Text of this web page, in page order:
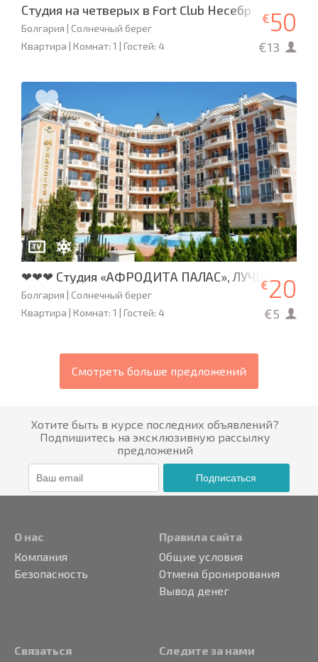
Студия на четверых в Fort Club Несебр
Болгария | Солнечный берег
Квартира | Комнат: 1 | Гостей: 4
€50
€13
❤❤❤ Студия «АФРОДИТА ПАЛАС», ЛУЧШИЙ
Болгария | Солнечный берег
Квартира | Комнат: 1 | Гостей: 4
€20
€5
Смотреть больше предложений
Хотите быть в курсе последних объявлений?
Подпишитесь на эксклюзивную рассылку
предложений
Подписаться
О нас
Компания
Безопасность
Правила сайта
Общие условия
Отмена бронирования
Вывод денег
Связаться Следите за нами